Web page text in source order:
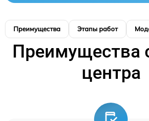
Преимущества Этапы работ
Преимущества
центра